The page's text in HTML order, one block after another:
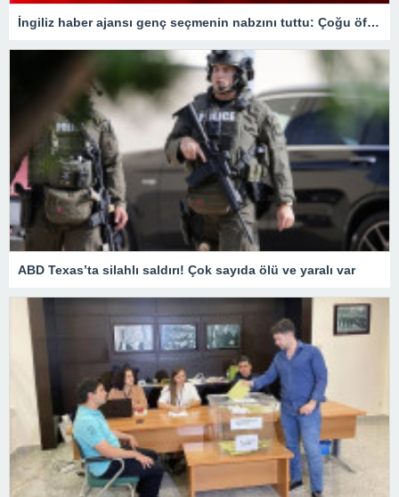
İngiliz haber ajansı genç seçmenin nabzını tuttu: Çoğu öfkesini dindirmek için sandığa gidiyor
ABD Texas’ta silahlı saldırı! Çok sayıda ölü ve yaralı var